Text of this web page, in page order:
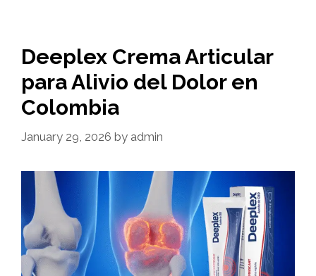
Deeplex Crema Articular
para Alivio del Dolor en
Colombia
January 29, 2026 by admin